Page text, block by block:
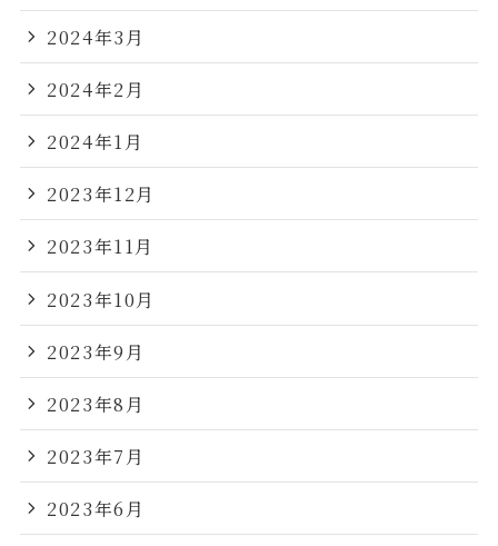
2024年3月
2024年2月
2024年1月
2023年12月
2023年11月
2023年10月
2023年9月
2023年8月
2023年7月
2023年6月